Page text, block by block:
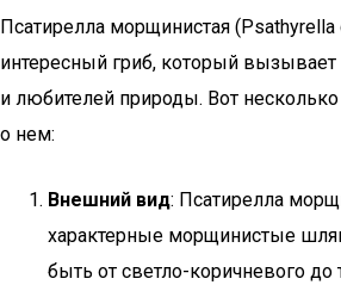
Псатирелла морщинистая (Psathyrella
интересный гриб, который вызывает
и любителей природы. Вот
о нем:
Внешний вид: Псатирелла
характерные морщинистые
быть от светло-коричневого